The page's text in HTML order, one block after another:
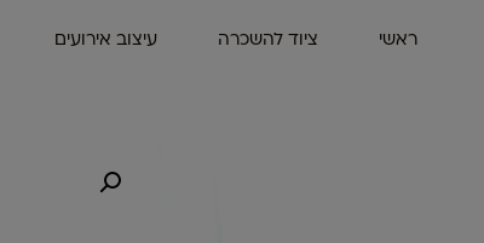
ראשי ציוד להשכרה עיצוב אירועים